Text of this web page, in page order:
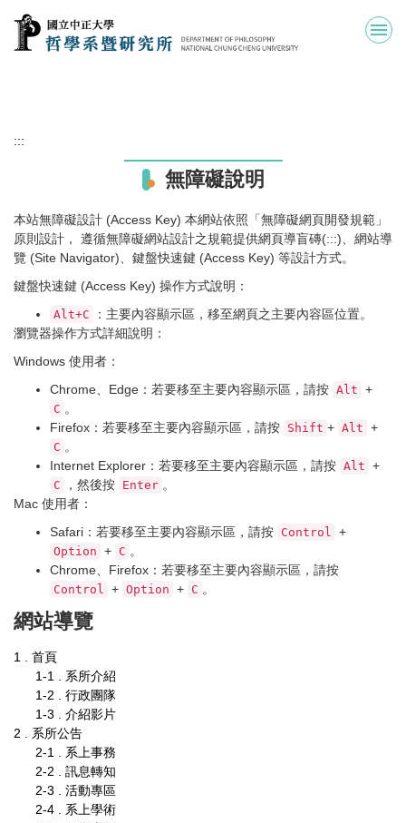
到
主
:::
無障礙說明
本站無障礙設計 (Access Key) 本網站依照「無障礙網頁開發規範」
原則設計， 遵循無障礙網站設計之規範提供網頁導盲磚(:::)、網站導
覽 (Site Navigator)、鍵盤快速鍵 (Access Key) 等設計方式。
鍵盤快速鍵 (Access Key) 操作方式說明：
Alt+C
：主要內容顯示區，移至網頁之主要內容區位置。
瀏覽器操作方式詳細說明：
Windows 使用者：
Chrome、Edge：若要移至主要內容顯示區，請按 Alt +
C 。
Firefox：若要移至主要內容顯示區，請按 Shift + Alt +
C 。
Internet Explorer：若要移至主要內容顯示區，請按 Alt +
C ，然後按 Enter 。
Mac 使用者：
Safari：若要移至主要內容顯示區，請按 Control +
Option + C 。
Chrome、Firefox：若要移至主要內容顯示區，請按
Control + Option + C 。
網站導覽
1 . 首頁
1-1 . 系所介紹
1-2 . 行政團隊
1-3 . 介紹影片
2 . 系所公告
2-1 . 系上事務
2-2 . 訊息轉知
2-3 . 活動專區
2-4 . 系上學術